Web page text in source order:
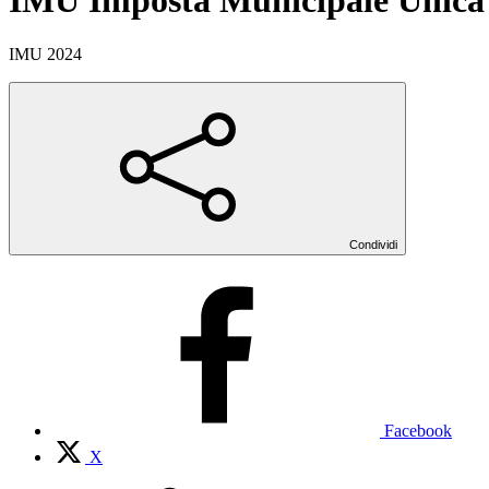
IMU 2024
Condividi
Facebook
X